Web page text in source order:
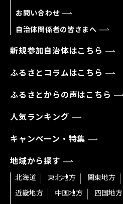
お問い合わせ
自治体関係者の皆さまへ
新規参加自治体はこちら
ふるさとコラムはこちら
ふるさとからの声はこちら
人気ランキング
キャンペーン・特集
地域から探す
北海道 東北地方 関東地方
近畿地方
中国地方
四国地方